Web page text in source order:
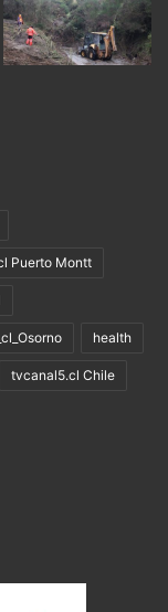
Puerto Montt
health
tvcanal5.cl Chile